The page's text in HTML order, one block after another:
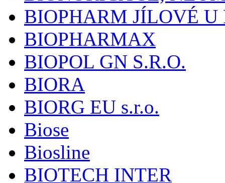
BIOPHARM JÍLOVÉ U
BIOPHARMAX
BIOPOL GN S.R.O.
BIORA
BIORG EU s.r.o.
Biose
Biosline
BIOTECH INTER